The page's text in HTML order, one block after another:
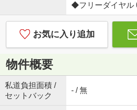
◆フリーダイヤル
お気に入り追加
物件概要
私道負担面積 /
セットバック
- / 無